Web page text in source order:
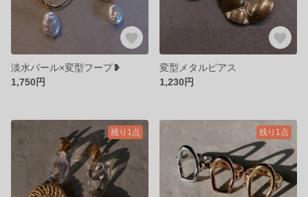
淡水パール×変型フープ❥
1,750円
変型メタルピアス
1,230円
残り1点 残り1点